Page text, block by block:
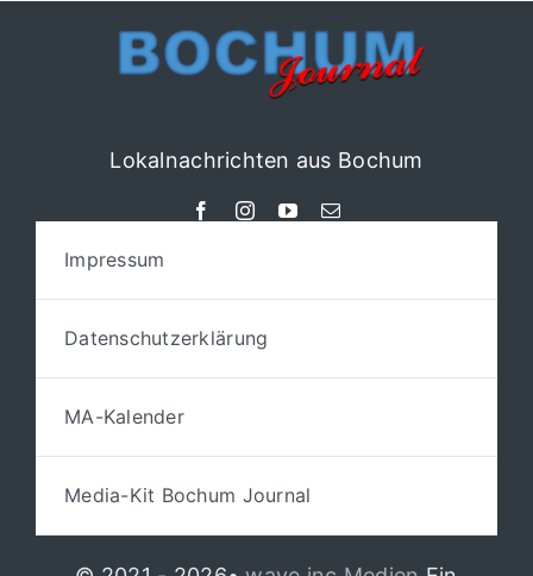
Lokalnachrichten aus Bochum
Impressum
Datenschutzerklärung
MA-Kalender
Media-Kit Bochum Journal